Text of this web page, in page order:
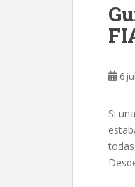
6
Si